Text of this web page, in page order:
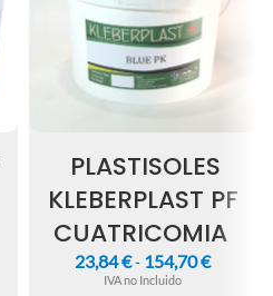
PLASTISOLES
KLEBERPLAST PF
CUATRICOMIA
23,84€- 154,70€
IVA no Incluido